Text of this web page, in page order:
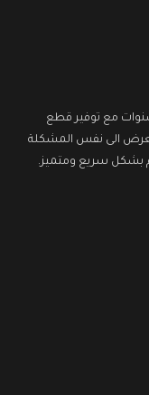
مع توفير قطع
الى نفس المشكلة
بشكل سريع ومتميز.